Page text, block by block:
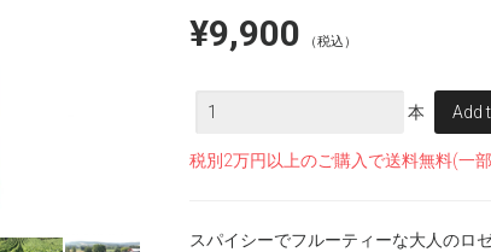
¥9,900 （税込）
本 Add
税別2万円以上のご購入で送料無料(一
スパイシーでフルーティーな大人のロ